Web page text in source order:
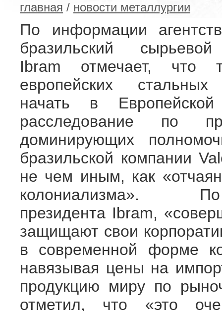
главная / новости металлургии
По информации
бразильский
Ibram отмечает, что
европейских
начать в Европейской
расследование по
доминирующих
бразильской компании
не чем иным, как
колониализма». По
президента Ibram,
защищают свои
в современной форме
навязывая цены на
продукцию миру по
отметил, что «это